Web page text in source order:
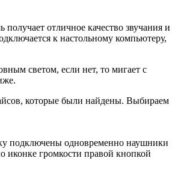
отличное качество звучания и
к настольному компьютеру,
светом, если нет, то мигает с
которые были найдены. Выбираем
подключены одновременно наушники
иконке громкости правой кнопкой